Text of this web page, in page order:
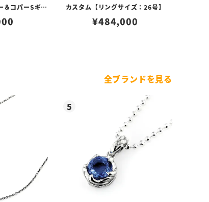
＆コパーSギア
ャー
カスタム【リングサイズ：26号】
¥484,000
全ブランドを見る